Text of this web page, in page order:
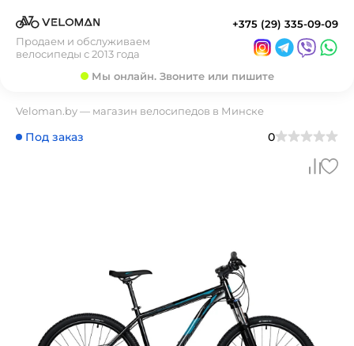
Продаем и обслуживаем
велосипеды с 2013 года
+375 (29) 335-09-09
Мы онлайн. Звоните или пишите
Veloman.by — магазин велосипедов в Минске
Под заказ 0